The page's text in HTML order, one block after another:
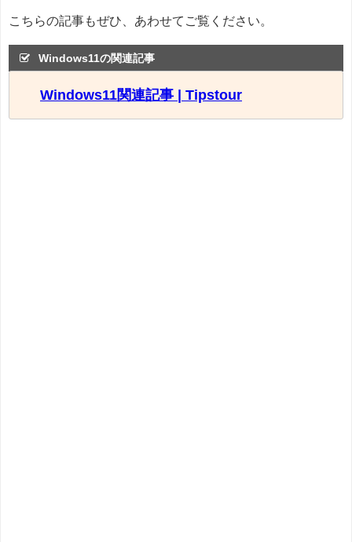
こちらの記事もぜひ、あわせてご覧ください。
Windows11の関連記事
Windows11関連記事 | Tipstour